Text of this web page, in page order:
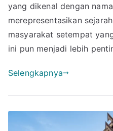
yang dikenal dengan
merepresentasikan
masyarakat setempat
ini pun menjadi lebih
Selengkapnya